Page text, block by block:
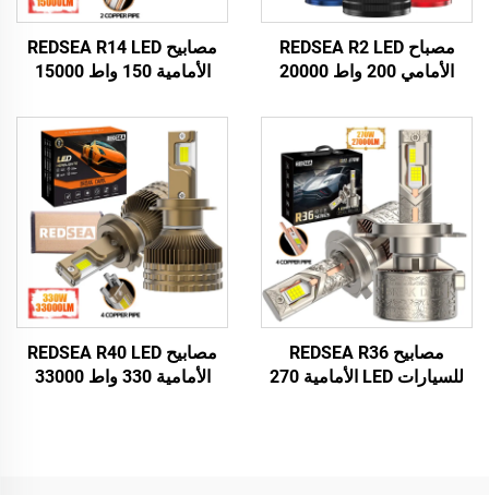
مصباح REDSEA R2 LED
الأمامي 200 واط 20000
مصابيح REDSEA R14 LED
الأمامية 150 واط 15000
مصابيح REDSEA R36
للسيارات LED الأمامية 270
مصابيح REDSEA R40 LED
الأمامية 330 واط 33000